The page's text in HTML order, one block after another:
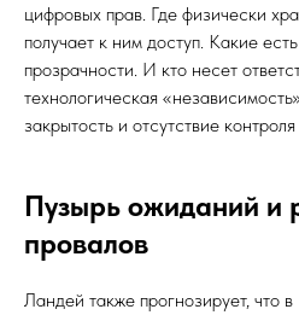
цифровых прав. Где физически
получает к ним доступ. Какие
прозрачности. И кто несет
технологическая
закрытость и отсутствие
Пузырь ожиданий и
провалов
Ландей также прогнозирует, что